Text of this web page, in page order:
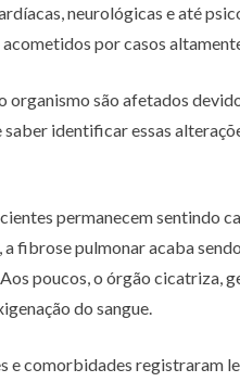
neurológicas e até
por casos
organismo são afetados
identificar essas
permanecem sentindo
fibrose pulmonar acaba
poucos, o órgão cicatriza,
do sangue.
e comorbidades registraram